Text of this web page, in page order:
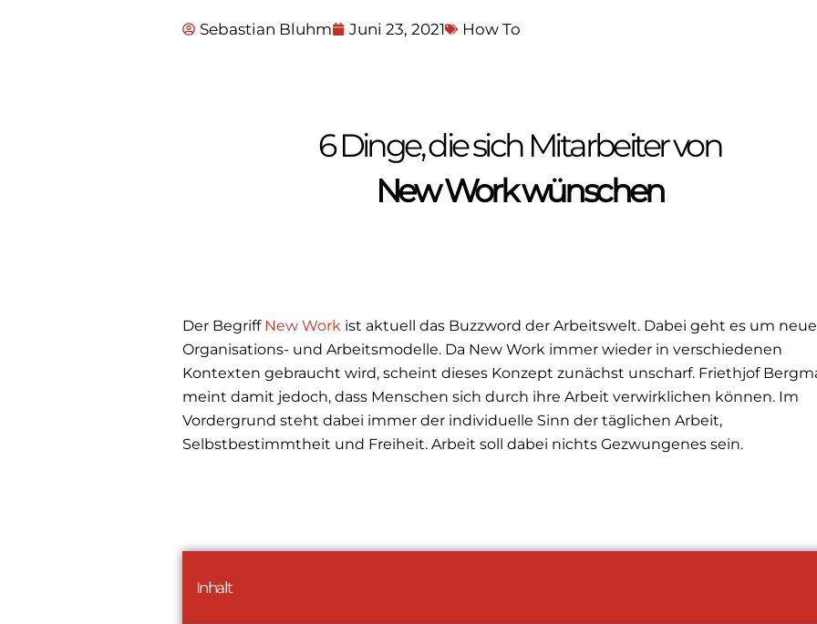
Sebastian Bluhm Juni 23, 2021 How To
6 Dinge, die sich Mitarbeiter von
New Work wünschen
Der Begriff New Workist aktuell das Buzzword der Arbeitswelt. Dabei geht es um neue
Organisations- und Arbeitsmodelle. Da New Work immer wieder in verschiedenen
Kontexten gebraucht wird, scheint dieses Konzept zunächst unscharf. Friethjof
meint damit jedoch, dass Menschen sich durch ihre Arbeit verwirklichen können. Im
Vordergrund steht dabei immer der individuelle Sinn der täglichen Arbeit,
Selbstbestimmtheit und Freiheit. Arbeit soll dabei nichts Gezwungenes sein.
Inhalt